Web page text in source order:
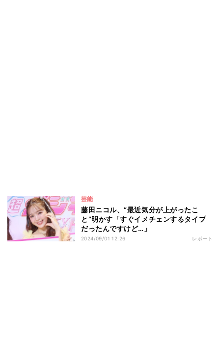
芸能
藤田ニコル、“最近気分が上がったこ
と”明かす「すぐイメチェンするタイプ
だったんですけど…」
2024/09/01 12:26 レポート